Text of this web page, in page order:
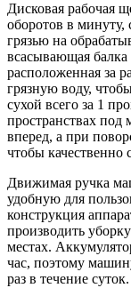
Дисковая рабочая
оборотов в минуту,
грязью на
всасывающая
расположенная за
грязную воду,
сухой всего за 1
пространствах под
вперед, а при
чтобы качественно
Движимая ручка
удобную для
конструкция
производить
местах.
час, поэтому
раз в течение суток.